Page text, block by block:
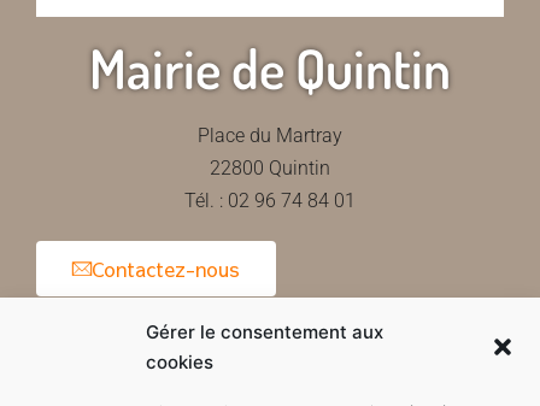
Gérer le consentement aux
cookies
Mairie de Quintin
Place du Martray
22800 Quintin
Tél. : 02 96 74 84 01
Contactez-nous